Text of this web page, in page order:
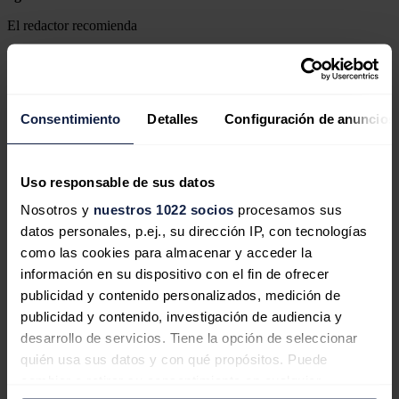
Consentimiento Detalles Configuración de anuncios
Uso responsable de sus datos
Nosotros y nuestros 1022 socios procesamos sus
datos personales, p.ej., su dirección IP, con tecnologías
como las cookies para almacenar y acceder la
información en su dispositivo con el fin de ofrecer
publicidad y contenido personalizados, medición de
publicidad y contenido, investigación de audiencia y
desarrollo de servicios. Tiene la opción de seleccionar
quién usa sus datos y con qué propósitos. Puede
El redactor recomienda
Ence cierra con BBVA la financiación
de su planta de biometano en
El biometano, una forma eficiente de
descarbonizar parte de consumos
actuales de gas